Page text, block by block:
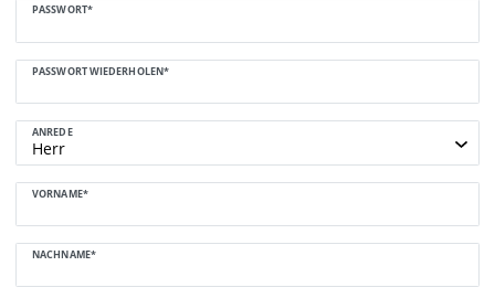
PASSWORT*
PASSWORT WIEDERHOLEN*
ANREDE
VORNAME*
NACHNAME*